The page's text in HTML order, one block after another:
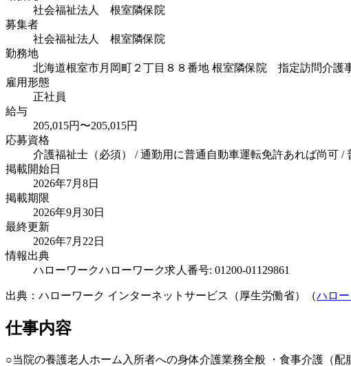
社会福祉法人 根室隣保院
募集者
社会福祉法人 根室隣保院
勤務地
北海道根室市月岡町２丁目８８番地 根室隣保院 指定訪問介護
雇用形態
正社員
給与
205,015円〜205,015円
応募資格
介護福祉士（必須） / 通勤用に普通自動車運転免許あれば尚可 /
掲載開始日
2026年7月8日
掲載期限
2026年9月30日
最終更新
2026年7月22日
情報出典
ハローワークハローワーク求人番号: 01200-01129861
出典：ハローワーク インターネットサービス（厚生労働省）（ハロ
仕事内容
○当院の養護老人ホーム入所者への身体介護業務全般 ・食事介護（